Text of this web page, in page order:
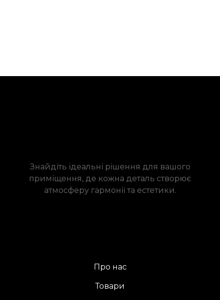
Знайдіть ідеальні рішення для вашого
приміщення, де кожна деталь створює
атмосферу гармонії та естетики.
Про нас
Товари